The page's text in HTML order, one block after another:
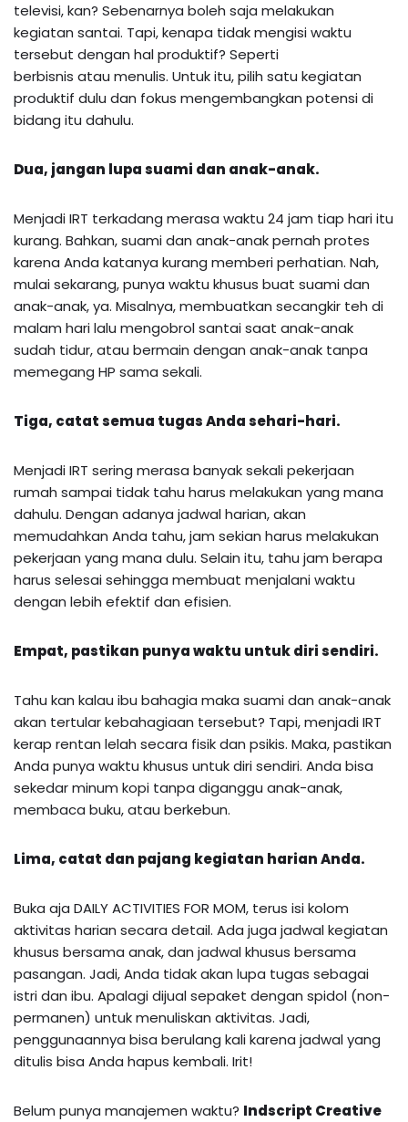
televisi, kan? Sebenarnya boleh saja melakukan
kegiatan santai. Tapi, kenapa tidak mengisi waktu
tersebut dengan hal produktif? Seperti
berbisnis atau menulis. Untuk itu, pilih satu kegiatan
produktif dulu dan fokus mengembangkan potensi di
bidang itu dahulu.
Dua, jangan lupa suami dan anak-anak.
Menjadi IRT terkadang merasa waktu 24 jam tiap hari itu
kurang. Bahkan, suami dan anak-anak pernah protes
karena Anda katanya kurang memberi perhatian. Nah,
mulai sekarang, punya waktu khusus buat suami dan
anak-anak, ya. Misalnya, membuatkan secangkir teh di
malam hari lalu mengobrol santai saat anak-anak
sudah tidur, atau bermain dengan anak-anak tanpa
memegang HP sama sekali.
Tiga, catat semua tugas Anda sehari-hari.
Menjadi IRT sering merasa banyak sekali pekerjaan
rumah sampai tidak tahu harus melakukan yang mana
dahulu. Dengan adanya jadwal harian, akan
memudahkan Anda tahu, jam sekian harus melakukan
pekerjaan yang mana dulu. Selain itu, tahu jam berapa
harus selesai sehingga membuat menjalani waktu
dengan lebih efektif dan efisien.
Empat, pastikan punya waktu untuk diri sendiri.
Tahu kan kalau ibu bahagia maka suami dan anak-anak
akan tertular kebahagiaan tersebut? Tapi, menjadi IRT
kerap rentan lelah secara fisik dan psikis. Maka, pastikan
Anda punya waktu khusus untuk diri sendiri. Anda bisa
sekedar minum kopi tanpa diganggu anak-anak,
membaca buku, atau berkebun.
Lima, catat dan pajang kegiatan harian Anda.
Buka aja DAILY ACTIVITIES FOR MOM, terus isi kolom
aktivitas harian secara detail. Ada juga jadwal kegiatan
khusus bersama anak, dan jadwal khusus bersama
pasangan. Jadi, Anda tidak akan lupa tugas sebagai
istri dan ibu. Apalagi dijual sepaket dengan spidol (non-
permanen) untuk menuliskan aktivitas. Jadi,
penggunaannya bisa berulang kali karena jadwal yang
ditulis bisa Anda hapus kembali. Irit!
Belum punya manajemen waktu? Indscript Creative